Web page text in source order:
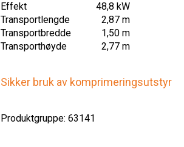
Effekt
48,8 kW
Transportlengde
2,87 m
Transportbredde
1,50 m
Transporthøyde
2,77 m
Sikker bruk av komprimeringsutstyr
Produktgruppe: 63141